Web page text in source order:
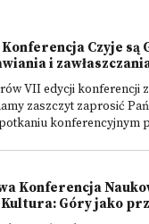
Czyje są
i
VII edycji konferencji
zaszczyt zaprosić
konferencyjnym
Konferencja
Góry jako